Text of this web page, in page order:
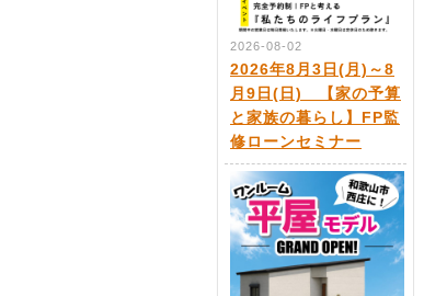
2026-08-02
2026年8月3日(月)～8
月9日(日) 【家の予算
と家族の暮らし】FP監
修ローンセミナー